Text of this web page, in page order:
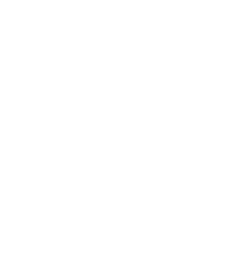
https://www.101tv.es/
Centenario de la
La Hermandad de la
procesional. Entre los
presidido por la imagen
el 7 de marzo, primer